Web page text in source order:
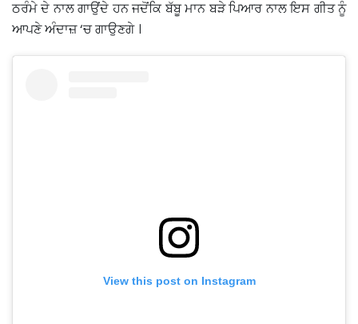
ਠਰੰਮੇ ਦੇ ਨਾਲ ਗਾਉਂਦੇ ਹਨ ਜਦੋਂਕਿ ਬੱਬੂ ਮਾਨ ਬੜੇ ਪਿਆਰ ਨਾਲ ਇਸ ਗੀਤ ਨੂੰ
ਆਪਣੇ ਅੰਦਾਜ਼ ‘ਚ ਗਾਉਣਗੇ ।
View this post on Instagram